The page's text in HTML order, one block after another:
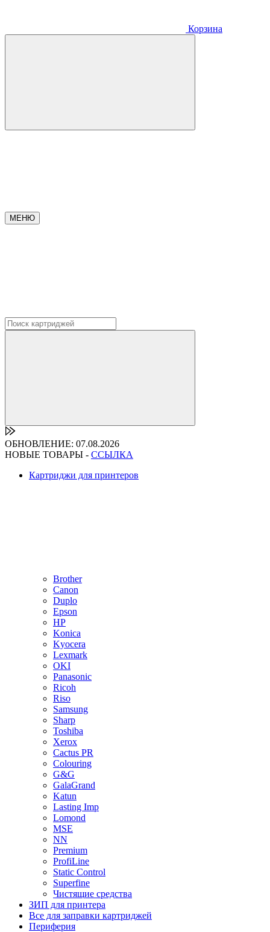
Корзина
МЕНЮ
ОБНОВЛЕНИЕ: 07.08.2026
НОВЫЕ ТОВАРЫ - ССЫЛКА
Картриджи для принтеров
Brother
Canon
Duplo
Epson
HP
Konica
Kyocera
Lexmark
OKI
Panasonic
Ricoh
Riso
Samsung
Sharp
Toshiba
Xerox
Cactus PR
Colouring
G&G
GalaGrand
Katun
Lasting Imp
Lomond
MSE
NN
Premium
ProfiLine
Static Control
Superfine
Чистящие средства
ЗИП для принтера
Все для заправки картриджей
Периферия